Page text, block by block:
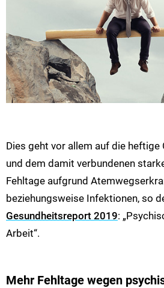
Dies geht vor allem auf die heftige
und dem damit verbundenen
Fehltage aufgrund
beziehungsweise Infektionen, so
Gesundheitsreport 2019:
Arbeit“.
Mehr Fehltage wegen